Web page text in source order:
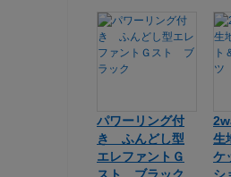
パワーリング付
き ふんどし型
エレファントＧ
生
ケ